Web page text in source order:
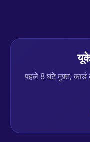
पहले 8 घंटे मुफ़्त,